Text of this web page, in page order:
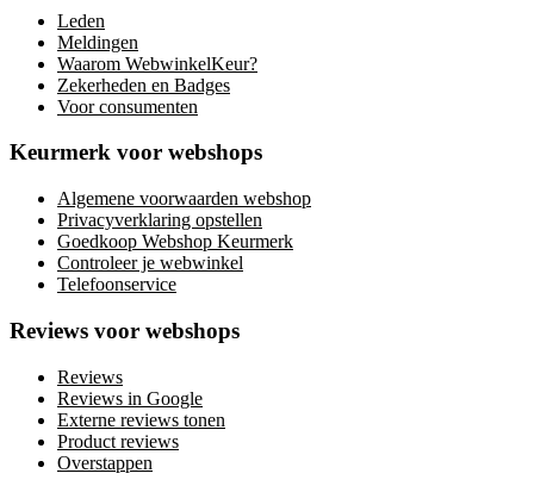
Leden
Meldingen
Waarom WebwinkelKeur?
Zekerheden en Badges
Voor consumenten
Keurmerk voor webshops
Algemene voorwaarden webshop
Privacyverklaring opstellen
Goedkoop Webshop Keurmerk
Controleer je webwinkel
Telefoonservice
Reviews voor webshops
Reviews
Reviews in Google
Externe reviews tonen
Product reviews
Overstappen